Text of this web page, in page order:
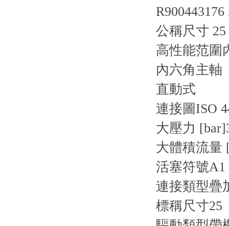
R900443176
公稱尺寸
高性能范圍
內六角主軸
直動式
連接圖ISO
大壓力 [bar]
大體積流量
活塞符號
連接類型疊
標稱尺寸25